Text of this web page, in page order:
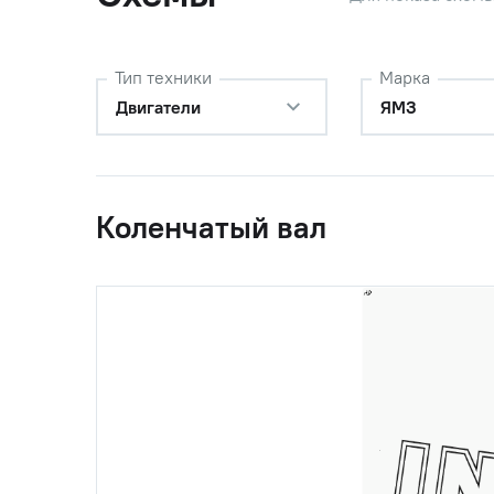
Тип техники
Двигатели
Марка
ЯМЗ
Коленчатый вал
(240-1005000-А2)
22
240-1005030-Б2
ЯМЗ